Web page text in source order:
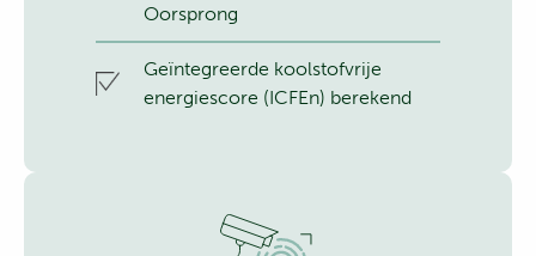
Oorsprong
Geïntegreerde koolstofvrije
energiescore (ICFEn) berekend